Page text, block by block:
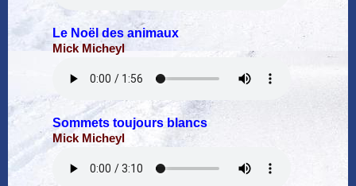
Le Noël des animaux
Mick Micheyl
Sommets toujours blancs
Mick Micheyl